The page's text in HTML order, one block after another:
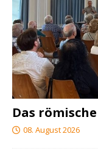
Das
08. August 2026